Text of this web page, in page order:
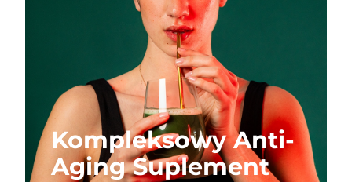
Kompleksowy Anti-
Aging Suplement